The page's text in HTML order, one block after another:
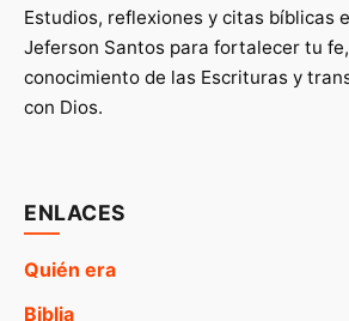
Estudios, reflexiones y citas bíblicas
Jeferson Santos para fortalecer tu
conocimiento de las Escrituras y
con Dios.
ENLACES
Quién era
Biblia